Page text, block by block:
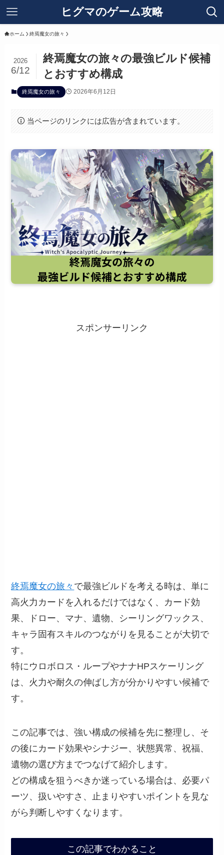
ヒグマのゲーム攻略
ホーム 終焉魔女の旅々
終焉魔女の旅々の最強ビルド候補
とおすすめ構成
2026
6/12
終焉魔女の旅々 2026年6月12日
当ページのリンクには広告が含まれています。
スポンサーリンク
終焉魔女の旅々 で最強ビルドを考える時は、単に
高火力カードを入れるだけではなく、カード効
果、ドロー、マナ、遺物、シーリングワックス、
キャラ固有スキルのつながりを見ることが大切で
す。
特にウロボロス・ループやナナHPスケーリング
は、火力や耐久の伸ばし方が分かりやすい候補で
す。
この記事では、強い構成の候補を先に整理し、そ
の後にカード効果やシナジー、状態異常、祝福、
遺物の選び方までつなげて紹介します。
どの構成を狙うべきか迷っている場合は、必要パ
ーツ、扱いやすさ、止まりやすいポイントを見な
がら判断しやすくなります。
この記事でわかること